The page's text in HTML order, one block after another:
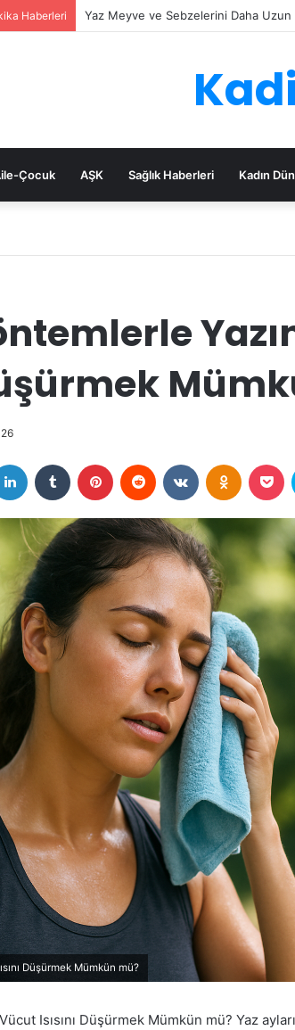
Haberleri Yaz Meyve ve Sebzelerini Daha Uzun
Çocuk AŞK Sağlık Haberleri Kadın
LinkedIn Tumblr Pinterest Reddit VKontakte
Düşürmek Mümkün mü?
Isısını Düşürmek Mümkün mü? Yaz